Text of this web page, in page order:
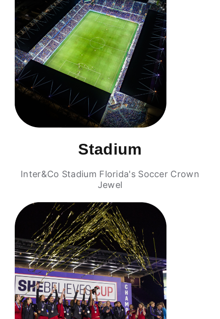
Stadium
Inter&Co Stadium Florida's Soccer Crown
Jewel